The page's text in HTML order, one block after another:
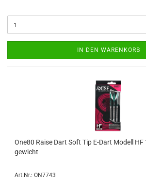
IN DEN WARENKORB
One80 Raise Dart Soft Tip E-​Dart Mo­dell
ge­wicht
Art.Nr.: ON7743